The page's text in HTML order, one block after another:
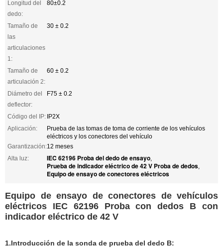
Longitud del
dedo:
80±0.2
Tamaño de
las
articulaciones
1:
30 ± 0.2
Tamaño de
articulación 2:
60 ± 0.2
Diámetro del
deflector:
F75 ± 0.2
Código del IP: IP2X
Aplicación:
Prueba de las tomas de toma de corriente de los vehículos
eléctricos y los conectores del vehículo
Garantización:12 meses
Alta luz:
IEC 62196 Proba del dedo de ensayo,
Prueba de indicador eléctrico de 42 V Proba de dedos,
Equipo de ensayo de conectores eléctricos
Equipo de ensayo de conectores de vehículos
eléctricos IEC 62196 Proba con dedos B con
indicador eléctrico de 42 V
1.Introducción de la sonda de prueba del dedo B: